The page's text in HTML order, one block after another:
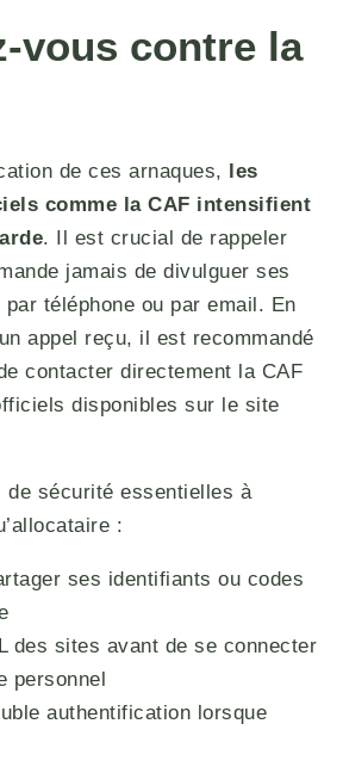
vous contre la
de ces arnaques, les
comme la CAF intensifient
. Il est crucial de rappeler
jamais de divulguer ses
téléphone ou par email. En
appel reçu, il est recommandé
contacter directement la CAF
disponibles sur le site
de sécurité essentielles à
:
ses identifiants ou codes
des sites avant de se connecter
personnel
authentification lorsque